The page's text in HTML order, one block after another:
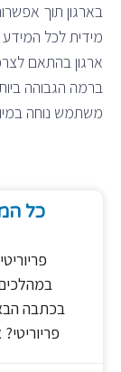
בארגון תוך
מידית לכל
ברמה הגבוהה
משתמש נוחה
כל
בכתבה